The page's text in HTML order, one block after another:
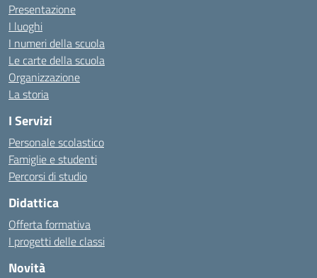
Presentazione
I luoghi
I numeri della scuola
Le carte della scuola
Organizzazione
La storia
I Servizi
Personale scolastico
Famiglie e studenti
Percorsi di studio
Didattica
Offerta formativa
I progetti delle classi
Novità